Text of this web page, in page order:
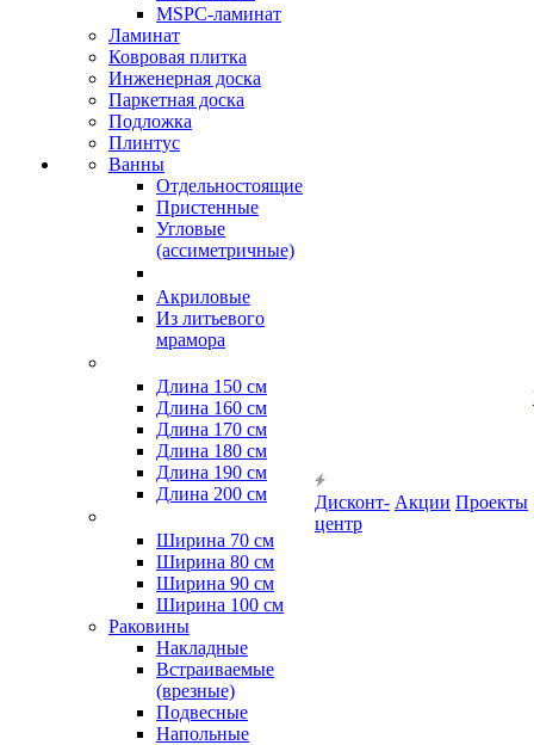
MSPC-ламинат
Ламинат
Ковровая плитка
Инженерная доска
Паркетная доска
Подложка
Плинтус
Ванны
Отдельностоящие
Пристенные
Угловые
(ассиметричные)
Акриловые
Из литьевого
мрамора
Длина 150 см
Длина 160 см
Длина 170 см
Длина 180 см
Длина 190 см
Длина 200 см
Ширина 70 см
Ширина 80 см
Ширина 90 см
Ширина 100 см
Раковины
Накладные
Встраиваемые
(врезные)
Подвесные
Напольные
Дисконт-
центр
Акции Проекты